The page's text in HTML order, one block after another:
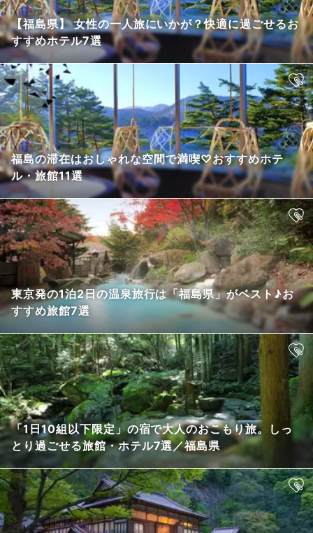
【福島県】 女性の一人旅にいかが？快適に過ごせるお
すすめホテル7選
福島の滞在はおしゃれな空間で満喫♡おすすめホテ
ル・旅館11選
東京発の1泊2日の温泉旅行は「福島県」がベスト♪お
すすめ旅館7選
「1日10組以下限定」の宿で大人のおこもり旅。しっ
とり過ごせる旅館・ホテル7選／福島県